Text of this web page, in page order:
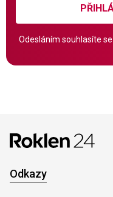
Odesláním souhlasíte se
Odkazy